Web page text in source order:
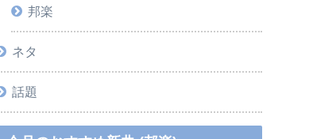
邦楽
ネタ
話題